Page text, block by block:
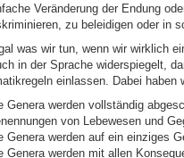
Veränderung der Endung
zu beleidigen oder in
was wir tun, wenn wir wirklich
in der Sprache widerspiegelt,
einlassen. Dabei haben
Genera werden vollständig
von Lebewesen und
Genera werden auf ein einziges
Genera werden mit allen